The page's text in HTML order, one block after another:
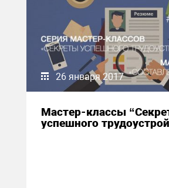
26 января 2017
Мастер-классы
успешного